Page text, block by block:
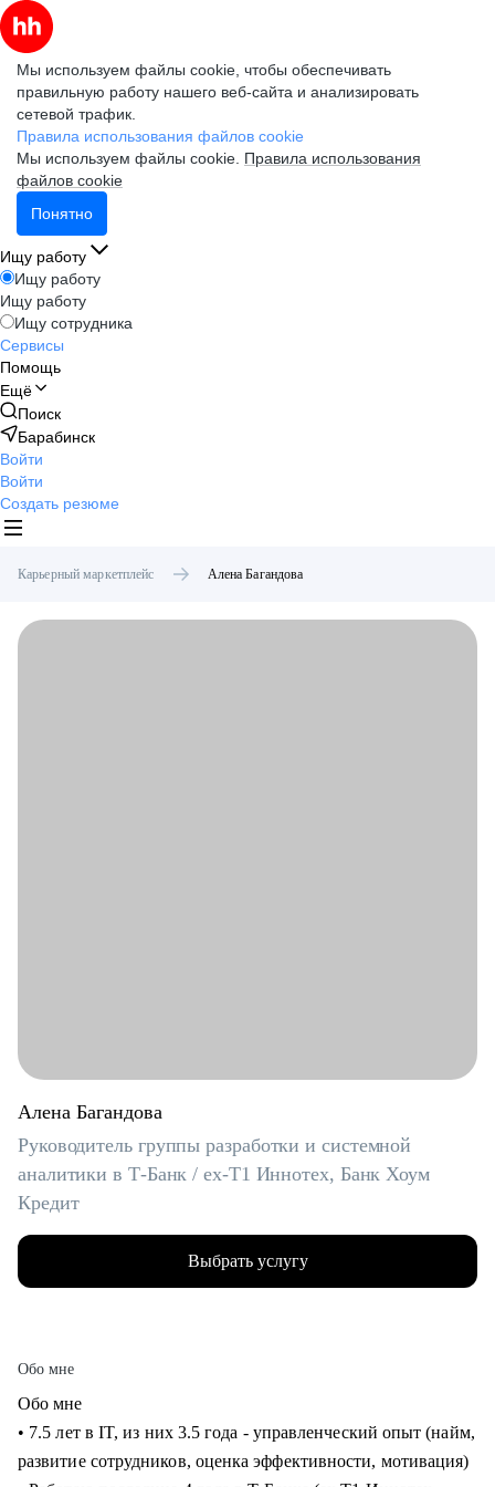
Мы используем файлы cookie, чтобы обеспечивать
правильную работу нашего веб-сайта и анализировать
сетевой трафик.
Правила использования файлов cookie
Мы используем файлы cookie. Правила использования
файлов cookie
Понятно
Ищу работу
Ищу работу
Ищу работу
Ищу сотрудника
Сервисы
Помощь
Ещё
Поиск
Барабинск
Войти
Войти
Создать резюме
Карьерный маркетплейс Алена Багандова
Алена Багандова
Руководитель группы разработки и системной
аналитики в Т-Банк / ex-T1 Иннотех, Банк Хоум
Кредит
Выбрать услугу
Обо мне
Обо мне
• 7.5 лет в IT, из них 3.5 года - управленческий опыт (найм,
развитие сотрудников, оценка эффективности, мотивация)